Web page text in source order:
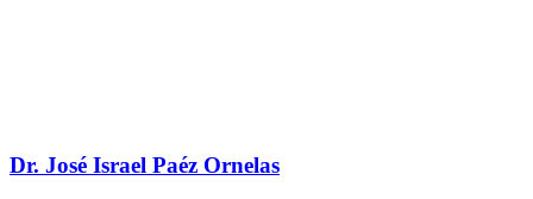
Dr. José Israel Paéz Ornelas